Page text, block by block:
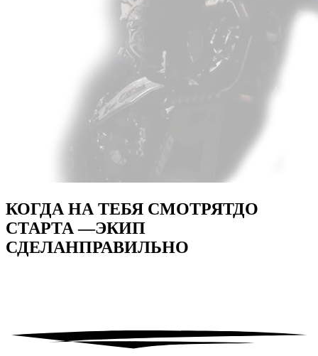
КОГДА НА ТЕБЯ СМОТРЯТДО
СТАРТА —ЭКИП
СДЕЛАНПРАВИЛЬНО